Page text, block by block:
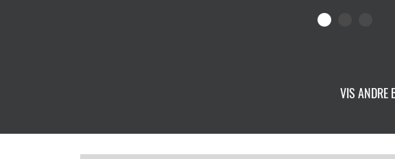
VIS ANDRE